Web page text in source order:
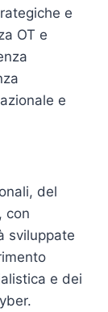
e
OT e
e
del
con
sviluppate
e dei